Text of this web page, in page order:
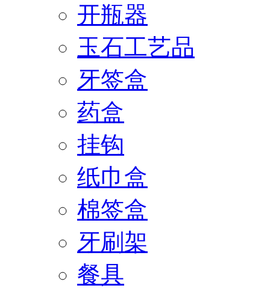
开瓶器
玉石工艺品
牙签盒
药盒
挂钩
纸巾盒
棉签盒
牙刷架
餐具